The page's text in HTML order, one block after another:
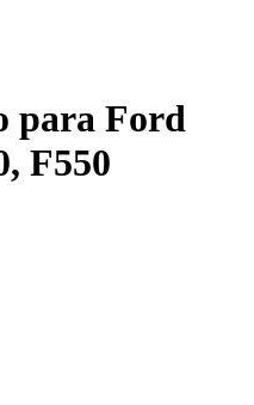
para Ford
F550